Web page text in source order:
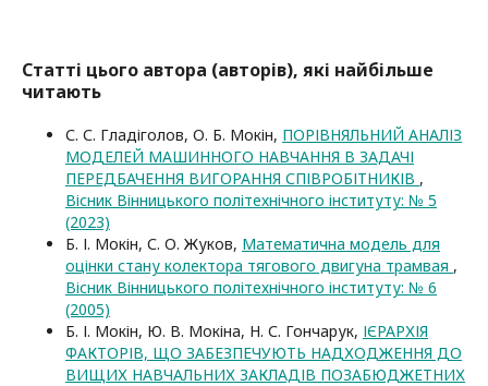
Статті цього автора (авторів), які найбільше
читають
С. С. Гладіголов, О. Б. Мокін, ПОРІВНЯЛЬНИЙ АНАЛІЗ
МОДЕЛЕЙ МАШИННОГО НАВЧАННЯ В ЗАДАЧІ
ПЕРЕДБАЧЕННЯ ВИГОРАННЯ СПІВРОБІТНИКІВ ,
Вісник Вінницького політехнічного інституту: № 5
(2023)
Б. І. Мокін, С. О. Жуков, Математична модель для
оцінки стану колектора тягового двигуна трамвая ,
Вісник Вінницького політехнічного інституту: № 6
(2005)
Б. І. Мокін, Ю. В. Мокіна, Н. С. Гончарук, ІЄРАРХІЯ
ФАКТОРІВ, ЩО ЗАБЕЗПЕЧУЮТЬ НАДХОДЖЕННЯ ДО
ВИЩИХ НАВЧАЛЬНИХ ЗАКЛАДІВ ПОЗАБЮДЖЕТНИХ